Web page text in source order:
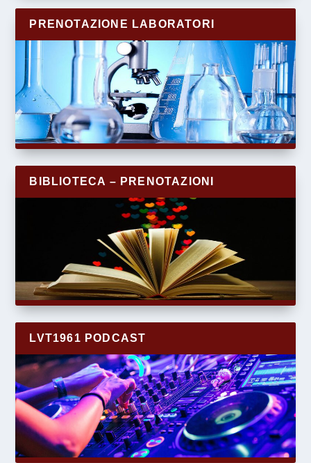
PRENOTAZIONE LABORATORI
BIBLIOTECA – PRENOTAZIONI
LVT1961 PODCAST